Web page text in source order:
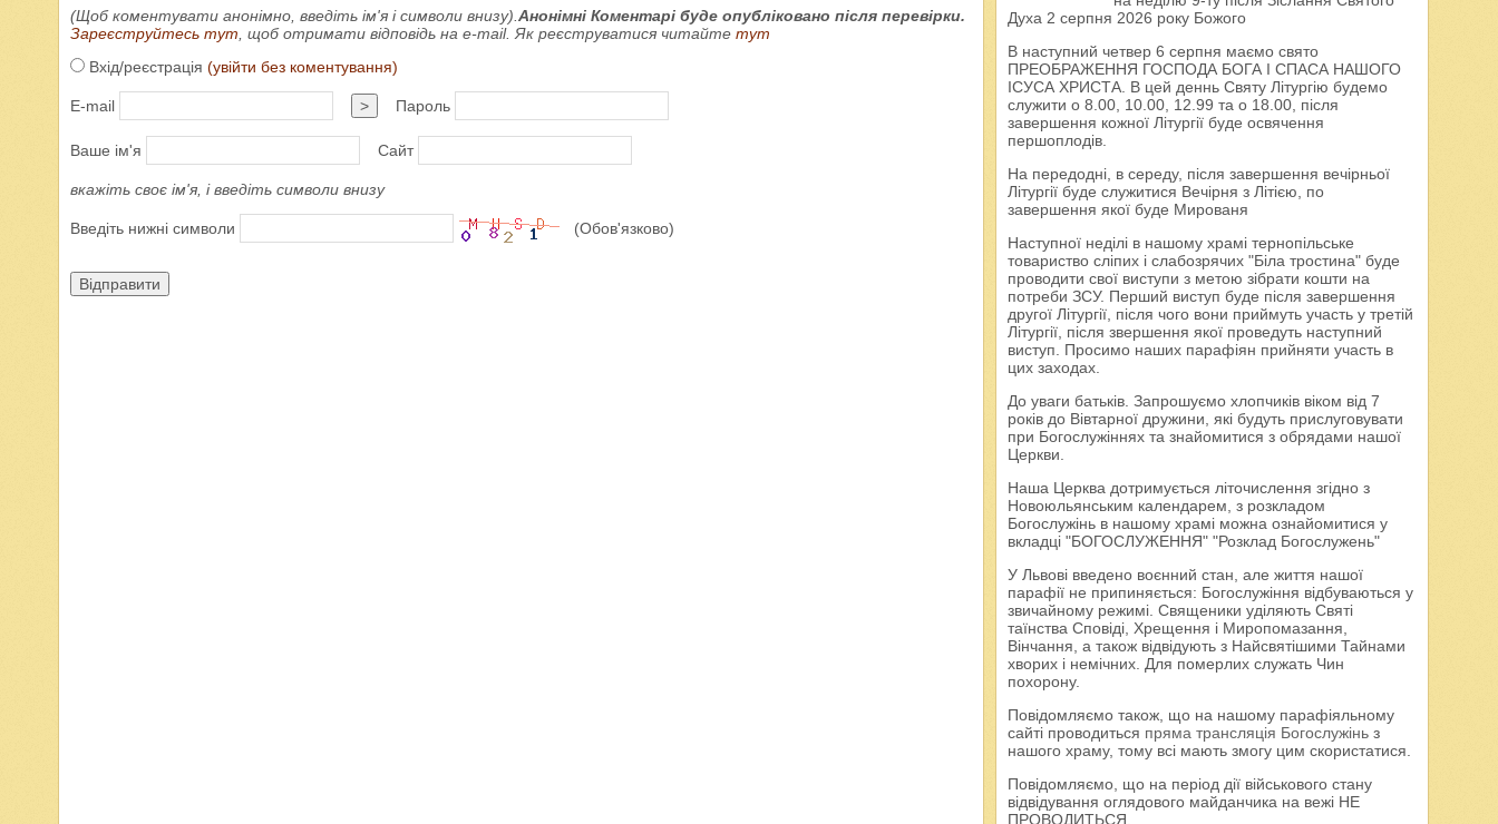
(Щоб коментувати анонімно, введіть ім'я і символи внизу). Анонімні Коментарі буде опубліковано після перевірки.
Зареєструйтесь тут , щоб отримати відповідь на e-mail. Як реєструватися читайте тут
Вхід/реєстрація (увійти без коментування)
E-mail > Пароль
Ваше ім'я Сайт
вкажіть своє ім'я, і введіть символи внизу
Введіть нижні символи (Обов'язково)
Відправити
Духа 2 серпня 2026 року Божого
В наступний четвер 6 серпня маємо свято
ПРЕОБРАЖЕННЯ ГОСПОДА БОГА І СПАСА НАШОГО
ІСУСА ХРИСТА. В цей деннь Святу Літургію будемо
служити о 8.00, 10.00, 12.99 та о 18.00, після
завершення кожної Літургії буде освячення
першоплодів.
На передодні, в середу, після завершення вечірньої
Літургії буде служитися Вечірня з Літією, по
завершення якої буде Мированя
Наступної неділі в нашому храмі тернопільське
товариство сліпих і слабозрячих "Біла тростина" буде
проводити свої виступи з метою зібрати кошти на
потреби ЗСУ. Перший виступ буде після завершення
другої Літургії, після чого вони приймуть участь у третій
Літургії, після звершення якої проведуть наступний
виступ. Просимо наших парафіян прийняти участь в
цих заходах.
До уваги батьків. Запрошуємо хлопчиків віком від 7
років до Вівтарної дружини, які будуть прислуговувати
при Богослужіннях та знайомитися з обрядами нашої
Церкви.
Наша Церква дотримується літочислення згідно з
Новоюльянським календарем, з розкладом
Богослужінь в нашому храмі можна ознайомитися у
вкладці "БОГОСЛУЖЕННЯ" "Розклад Богослужень"
У Львові введено воєнний стан, але життя нашої
парафії не припиняється: Богослужіння відбуваються у
звичайному режимі. Священики уділяють Святі
таїнства Сповіді, Хрещення і Миропомазання,
Вінчання, а також відвідують з Найсвятішими Тайнами
хворих і немічних. Для померлих служать Чин
похорону.
Повідомляємо також, що на нашому парафіяльному
сайті проводиться пряма трансляція Богослужіньз
нашого храму, тому всі мають змогу цим скористатися.
Повідомляємо, що на період дії військового стану
відвідування оглядового майданчика на вежі НЕ
ПРОВОДИТЬСЯ.